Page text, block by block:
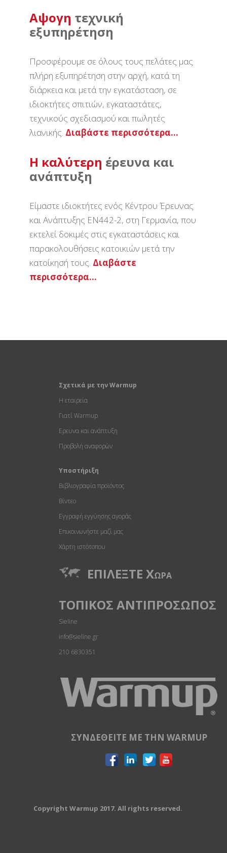
Aψογη τεχνική
εξυπηρέτηση
Προσφέρουμε σε όλους τους πελάτες μας
πλήρη εξυπηρέτηση στην αρχή, κατά τη
διάρκεια και μετά την εγκατάσταση, σε
ιδιοκτήτες σπιτιών, εγκαταστάτες,
τεχνικούς σχεδιασμού και πωλητές
λιανικής. Διαβάστε περισσότερα…
Η καλύτερη έρευνα και
ανάπτυξη
Είμαστε ιδιοκτήτες ενός Κέντρου Έρευνας
και Ανάπτυξης ΕΝ442-2, στη Γερμανία, που
εκτελεί δοκιμές στις εγκαταστάσεις και
παρακολουθήσεις κατοικιών μετά την
κατοίκησή τους. Διαβάστε
περισσότερα…
Σχετικά με την Warmup
Η εταιρεία
Γιατί Warmup
Eρευνα και ανάπτυξη
Προβολή αναφορών
Υποστήριξη
Βιβλιογραφία προϊόντος
Βίντεο
Εγγραφή εγγύησης αγοράς
Επικοινωνήστε μαζί μας
Χάρτη ιστότοπου
ΕΠΙΛEΞΤΕ ΧΩΡΑ
ΤΟΠΙΚOΣ ΑΝΤΙΠΡOΣΩΠΟΣ
Sieline
info@sieline.gr
210 6830351
ΣΥΝΔΕΘΕIΤΕ ΜΕ ΤΗΝ WARMUP
Copyright Warmup 2017. All rights reserved.